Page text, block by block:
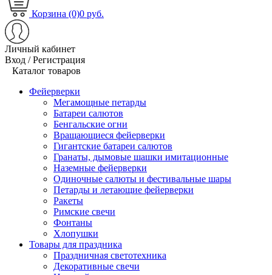
Корзина (0)0 руб.
Личный кабинет
Вход / Регистрация
Каталог товаров
Фейерверки
Мегамощные петарды
Батареи салютов
Бенгальские огни
Вращающиеся фейерверки
Гигантские батареи салютов
Гранаты, дымовые шашки имитационные
Наземные фейерверки
Одиночные салюты и фестивальные шары
Петарды и летающие фейерверки
Ракеты
Римские свечи
Фонтаны
Хлопушки
Товары для праздника
Праздничная светотехника
Декоративные свечи